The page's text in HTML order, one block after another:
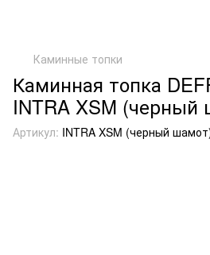
Каминные топки
Каминная топка
INTRA XSM (черный
Артикул: INTRA XSM (черный